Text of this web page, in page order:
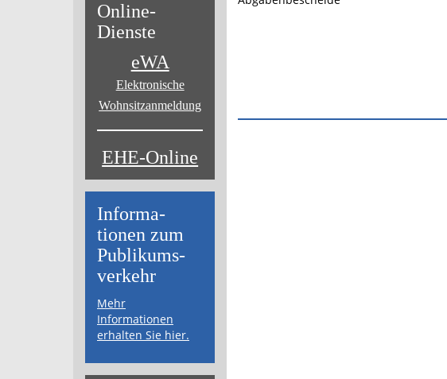
On­line-
Diens­te
eWA
Elektronische
Wohnsitz­anmeldung
EHE-Online
Informa­
tionen zum
Publikums­­
verkehr
Mehr
Informationen
erhalten Sie hier.